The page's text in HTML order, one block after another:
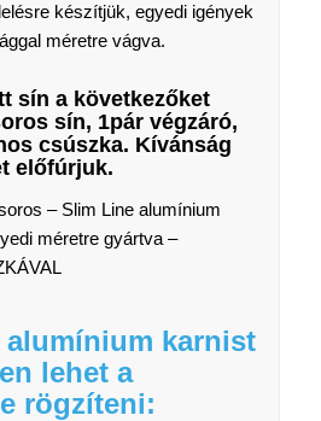
készítjük, egyedi igények
méretre vágva.
sín a következőket
sín, 1pár végzáró,
csúszka. Kívánság
előfúrjuk.
– Slim Line alumínium
méretre gyártva –
alumínium karnist
lehet a
rögzíteni: